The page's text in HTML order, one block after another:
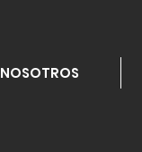
NOSOTROS